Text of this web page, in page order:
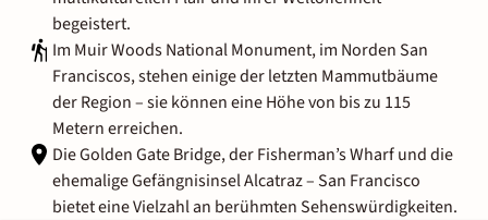
begeistert.
Im Muir Woods National Monument, im Norden San
Franciscos, stehen einige der letzten Mammutbäume
der Region – sie können eine Höhe von bis zu 115
Metern erreichen.
Die Golden Gate Bridge, der Fisherman’s Wharf und die
ehemalige Gefängnisinsel Alcatraz – San Francisco
bietet eine Vielzahl an berühmten Sehenswürdigkeiten.